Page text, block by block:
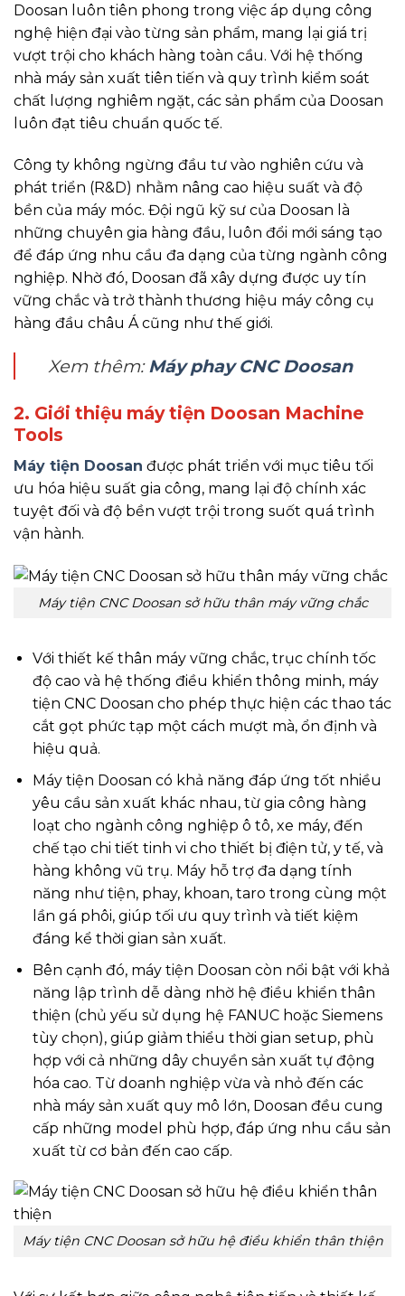
Doosan luôn tiên phong trong việc áp dụng công
nghệ hiện đại vào từng sản phẩm, mang lại giá trị
vượt trội cho khách hàng toàn cầu. Với hệ thống
nhà máy sản xuất tiên tiến và quy trình kiểm soát
chất lượng nghiêm ngặt, các sản phẩm của Doosan
luôn đạt tiêu chuẩn quốc tế.
Công ty không ngừng đầu tư vào nghiên cứu và
phát triển (R&D) nhằm nâng cao hiệu suất và độ
bền của máy móc. Đội ngũ kỹ sư của Doosan là
những chuyên gia hàng đầu, luôn đổi mới sáng tạo
để đáp ứng nhu cầu đa dạng của từng ngành công
nghiệp. Nhờ đó, Doosan đã xây dựng được uy tín
vững chắc và trở thành thương hiệu máy công cụ
hàng đầu châu Á cũng như thế giới.
Xem thêm:Máy phay CNC Doosan
2. Giới thiệu máy tiện Doosan Machine
Tools
Máy tiện Doosan được phát triển với mục tiêu tối
ưu hóa hiệu suất gia công, mang lại độ chính xác
tuyệt đối và độ bền vượt trội trong suốt quá trình
vận hành.
Máy tiện CNC Doosan sở hữu thân máy vững chắc
Với thiết kế thân máy vững chắc, trục chính tốc
độ cao và hệ thống điều khiển thông minh, máy
tiện CNC Doosan cho phép thực hiện các thao tác
cắt gọt phức tạp một cách mượt mà, ổn định và
hiệu quả.
Máy tiện Doosan có khả năng đáp ứng tốt nhiều
yêu cầu sản xuất khác nhau, từ gia công hàng
loạt cho ngành công nghiệp ô tô, xe máy, đến
chế tạo chi tiết tinh vi cho thiết bị điện tử, y tế, và
hàng không vũ trụ. Máy hỗ trợ đa dạng tính
năng như tiện, phay, khoan, taro trong cùng một
lần gá phôi, giúp tối ưu quy trình và tiết kiệm
đáng kể thời gian sản xuất.
Bên cạnh đó, máy tiện Doosan còn nổi bật với khả
năng lập trình dễ dàng nhờ hệ điều khiển thân
thiện (chủ yếu sử dụng hệ FANUC hoặc Siemens
tùy chọn), giúp giảm thiểu thời gian setup, phù
hợp với cả những dây chuyền sản xuất tự động
hóa cao. Từ doanh nghiệp vừa và nhỏ đến các
nhà máy sản xuất quy mô lớn, Doosan đều cung
cấp những model phù hợp, đáp ứng nhu cầu sản
xuất từ cơ bản đến cao cấp.
Máy tiện CNC Doosan sở hữu hệ điều khiển thân thiện